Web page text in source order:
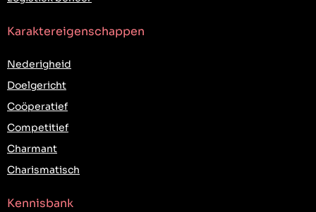
Karaktereigenschappen
Nederigheid
Doelgericht
Coöperatief
Competitief
Charmant
Charismatisch
Kennisbank